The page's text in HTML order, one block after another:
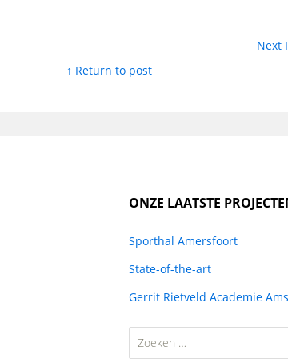
Next
↑ Return to post
ONZE LAATSTE
Sporthal Amersfoort
State-of-the-art
Gerrit Rietveld Academie
Zoeken